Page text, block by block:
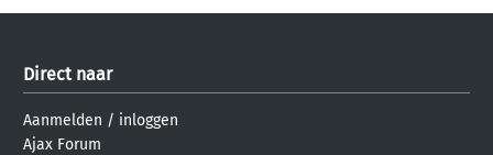
Direct naar
Aanmelden / inloggen
Ajax Forum